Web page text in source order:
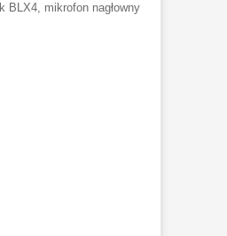
BLX4, mikrofon nagłowny